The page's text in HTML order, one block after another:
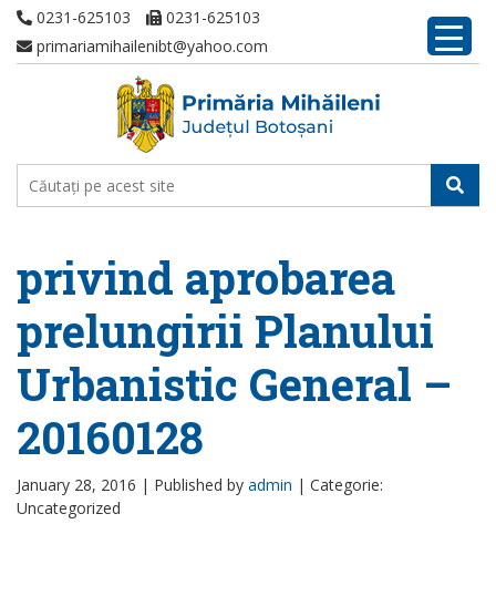
0231-625103
0231-625103
primariamihailenibt@yahoo.com
privind aprobarea
prelungirii Planului
Urbanistic General –
20160128
January 28, 2016 | Published by admin | Categorie:
Uncategorized